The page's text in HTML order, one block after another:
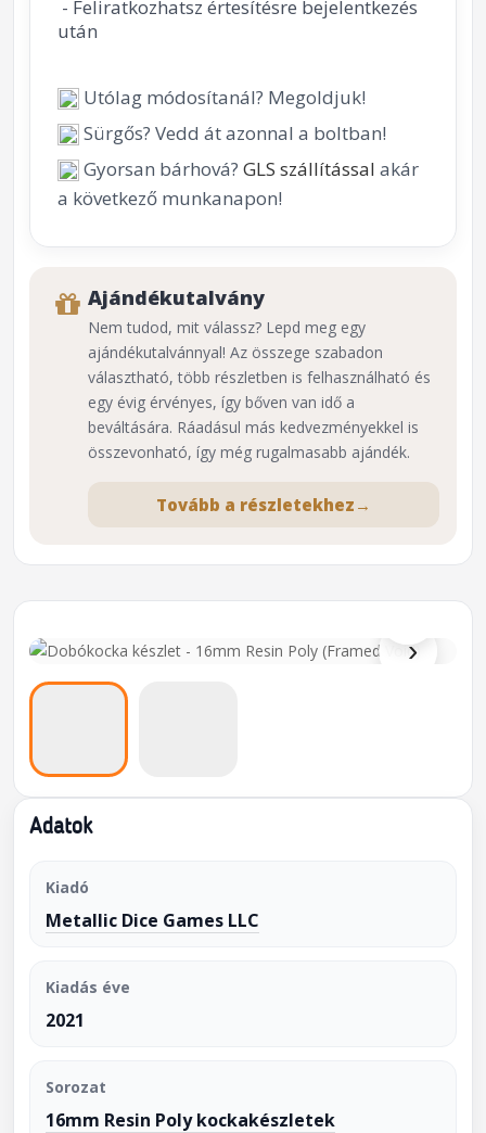
›
⌕
Adatok
Kiadó
Metallic Dice Games LLC
Kiadás éve
2021
Sorozat
16mm Resin Poly kockakészletek
- Feliratkozhatsz értesítésre bejelentkezés
után
Utólag módosítanál? Megoldjuk!
Sürgős? Vedd át azonnal a boltban!
Gyorsan bárhová? GLS szállítással akár
a következő munkanapon!
Ajándékutalvány
Nem tudod, mit válassz? Lepd meg egy
ajándékutalvánnyal! Az összege szabadon
választható, több részletben is felhasználható és
egy évig érvényes, így bőven van idő a
beváltására. Ráadásul más kedvezményekkel is
összevonható, így még rugalmasabb ajándék.
Tovább a részletekhez →